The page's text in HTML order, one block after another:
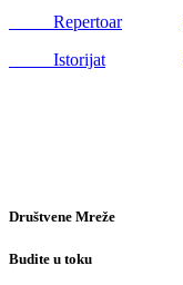
Repertoar
Istorijat
Društvene Mreže
Budite u toku